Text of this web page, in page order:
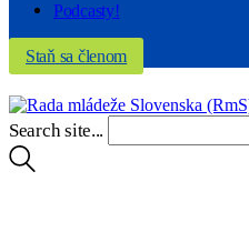
Podcasty!
Staň sa členom
Search site...